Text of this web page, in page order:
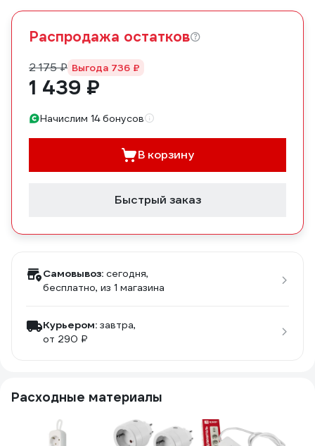
Распродажа остатков
2 175 ₽ Выгода 736 ₽
1 439 ₽
Начислим 14 бонусов
В корзину
Быстрый заказ
Самовывоз: сегодня,
бесплатно, из 1 магазина
Курьером: завтра,
от 290 ₽
Расходные материалы